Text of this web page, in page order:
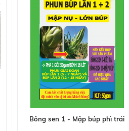
Bông sen 1 - Mập búp phì trái